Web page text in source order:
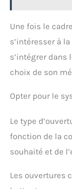
Une fois le
s’intéresser à
s’intégrer dans
choix de son
Opter pour le
Le type
fonction de la
souhaité et de
Les ouvertures